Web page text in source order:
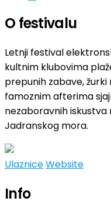
O festivalu
Letnji festival
kultnim klubovima
prepunih zabave,
famoznim afterima
nezaboravnih
Jadranskog mora.
UlazniceWebsite
Info